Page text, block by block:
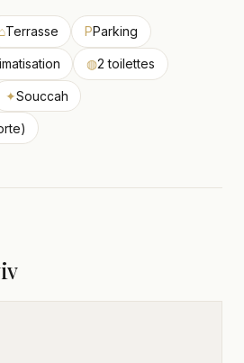
⌂Terrasse PParking
◍2 toilettes
✦Souccah